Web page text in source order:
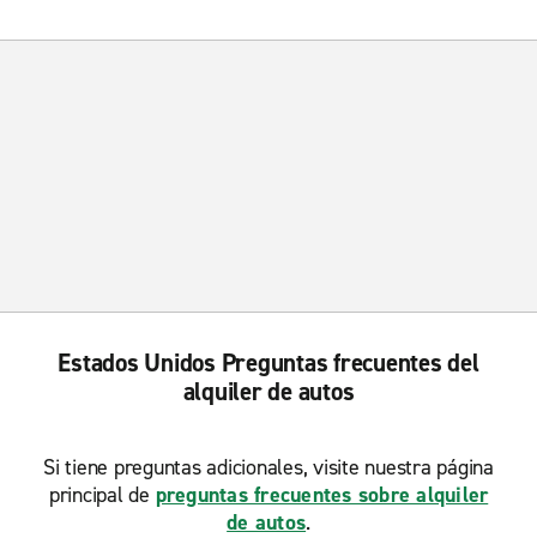
Estados Unidos Preguntas frecuentes del
alquiler de autos
Si tiene preguntas adicionales, visite nuestra página
principal de preguntas frecuentes sobre alquiler
de autos.